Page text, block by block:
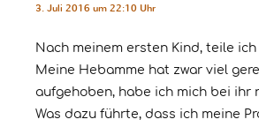
3. Juli 2016 um 22:10 Uhr
Nach meinem ersten Kind, teile
Meine Hebamme hat zwar viel
aufgehoben, habe ich mich bei ihr
Was dazu führte, dass ich meine